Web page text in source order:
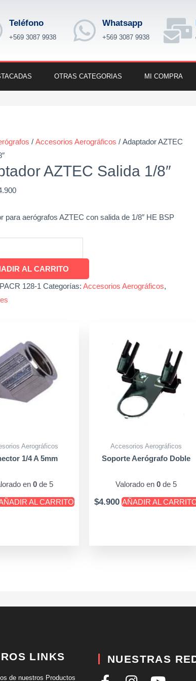
Teléfono
+569 3087 9938
Whatsapp
+569 3087 9938
OTRAS CATEGORIAS MI COMPRA
/ Accesorios Aerográficos / Adaptador AZTEC
AZTEC Salida 1/8″
is:
para aerógrafos AZTEC con salida de 1/8″ HE BSP
AL CARRITO
128-1 Categorías: Accesorios Aerográficos,
Aerográficos
1/4 A 5mm
en 0de 5
AL CARRITO
Accesorios Aerográficos
Soporte Aerógrafo Doble
Valorado en 0de 5
$4.900 AÑADIR AL
LINKS
de nuestros Productos
NUESTRAS